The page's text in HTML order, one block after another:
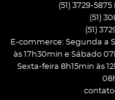
(51) 3729-
(51)
(51)
E-commerce: Segunda a
às 17h30min e Sábado
Sexta-feira 8h15min às